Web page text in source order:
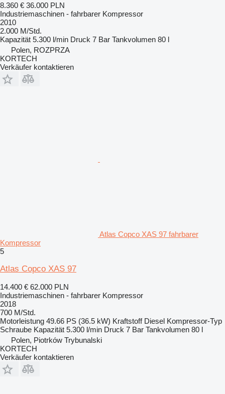
8.360 € 36.000 PLN
Industriemaschinen - fahrbarer Kompressor
2010
2.000 M/Std.
Kapazität 5.300 l/min Druck 7 Bar Tankvolumen 80 l
Polen, ROZPRZA
KORTECH
Verkäufer kontaktieren
Atlas Copco XAS 97 fahrbarer
Kompressor
5
Atlas Copco XAS 97
14.400 € 62.000 PLN
Industriemaschinen - fahrbarer Kompressor
2018
700 M/Std.
Motorleistung 49.66 PS (36.5 kW) Kraftstoff Diesel Kompressor-Typ
Schraube Kapazität 5.300 l/min Druck 7 Bar Tankvolumen 80 l
Polen, Piotrków Trybunalski
KORTECH
Verkäufer kontaktieren